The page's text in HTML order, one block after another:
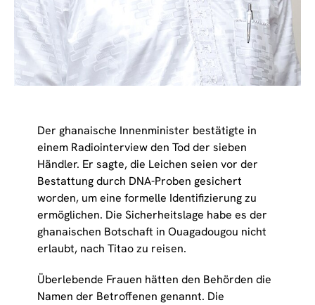
Der ghanaische Innenminister bestätigte in
einem Radiointerview den Tod der sieben
Händler. Er sagte, die Leichen seien vor der
Bestattung durch DNA-Proben gesichert
worden, um eine formelle Identifizierung zu
ermöglichen. Die Sicherheitslage habe es der
ghanaischen Botschaft in Ouagadougou nicht
erlaubt, nach Titao zu reisen.
Überlebende Frauen hätten den Behörden die
Namen der Betroffenen genannt. Die